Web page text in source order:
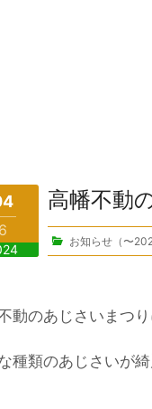
6
高幡不動
お知らせ（〜
動のあじさいまつり
種類のあじさいが綺